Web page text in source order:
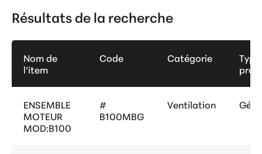
Résultats de la recherche
Nom de
l’item
Code Catégorie
ENSEMBLE
MOTEUR
MOD:B100
#
B100MBG
Ventilation